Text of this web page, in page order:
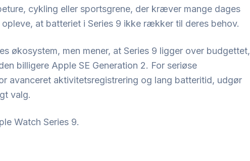
cykling eller sportsgrene, der kræver mange dages
at batteriet i Series 9 ikke rækker til deres behov.
økosystem, men mener, at Series 9 ligger over budgettet,
billigere Apple SE Generation 2. For seriøse
avanceret aktivitetsregistrering og lang batteritid, udgør
valg.
Watch Series 9.